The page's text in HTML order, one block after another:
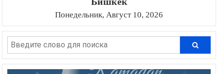
Понедельник, Август 10, 2026